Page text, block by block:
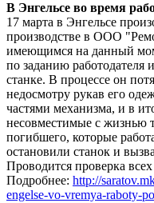
В Энгельсе во время
17 марта в Энгельсе
производстве в ООО
имеющимся на данный
по заданию работодателя
станке. В процессе он
недосмотру рукав его
частями механизма, и в
несовместимые с жизнью
погибшего, которые
остановили станок и
Проводится проверка
Подробнее: http://
engelse-vo-vremya-raboty-